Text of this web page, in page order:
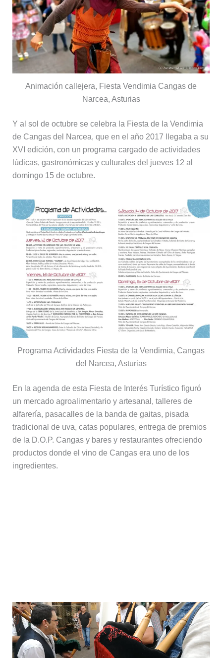
Animación callejera, Fiesta Vendimia Cangas de
Narcea, Asturias
Y al sol de octubre se celebra la Fiesta de la Vendimia
de Cangas del Narcea, que en el año 2017 llegaba a su
XVI edición, con un programa cargado de actividades
lúdicas, gastronómicas y culturales del jueves 12 al
domingo 15 de octubre.
Programa Actividades Fiesta de la Vendimia, Cangas
del Narcea, Asturias
En la agenda de esta Fiesta de Interés Turístico figuró
un mercado agroalimentario y artesanal, talleres de
alfarería, pasacalles de la banda de gaitas, pisada
tradicional de uva, catas populares, entrega de premios
de la D.O.P. Cangas y bares y restaurantes ofreciendo
productos donde el vino de Cangas era uno de los
ingredientes.